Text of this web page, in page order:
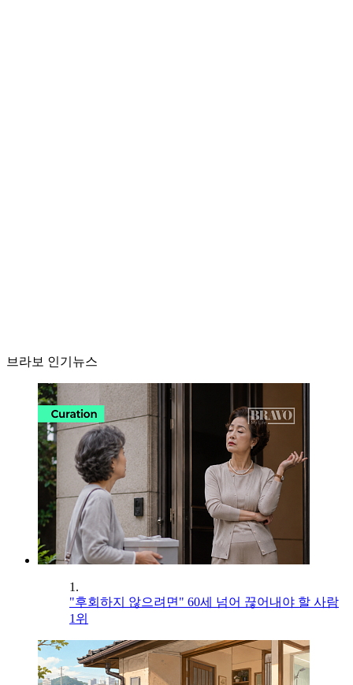
브라보 인기뉴스
1.
"후회하지 않으려면" 60세 넘어 끊어내야 할 사람
1위